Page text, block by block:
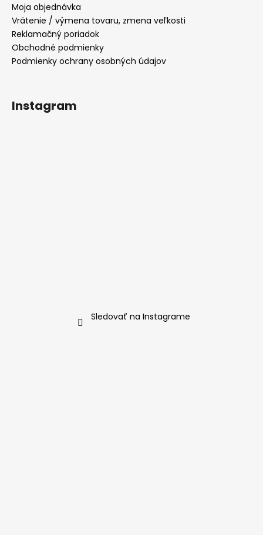
Moja objednávka
Vrátenie / výmena tovaru, zmena veľkosti
Reklamačný poriadok
Obchodné podmienky
Podmienky ochrany osobných údajov
Instagram
Sledovať na Instagrame